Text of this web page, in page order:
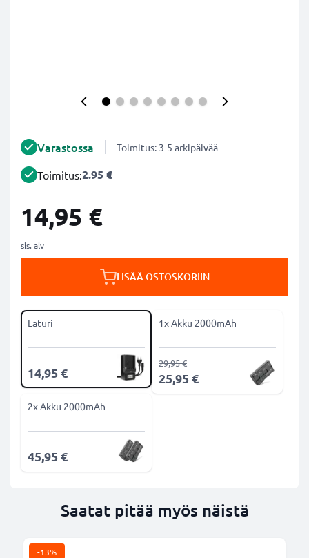
Varastossa Toimitus: 3-5 arkipäivää
Toimitus:2.95 €
14,95 €
sis. alv
LISÄÄ OSTOSKORIIN
Laturi
14,95 €
1x Akku 2000mAh
25,95 €
29,95 €
2x Akku 2000mAh
45,95 €
Saatat pitää myös näistä
-13%